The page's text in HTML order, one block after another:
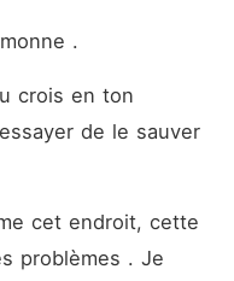
.
crois en ton
de le sauver
cet endroit, cette
problèmes . Je